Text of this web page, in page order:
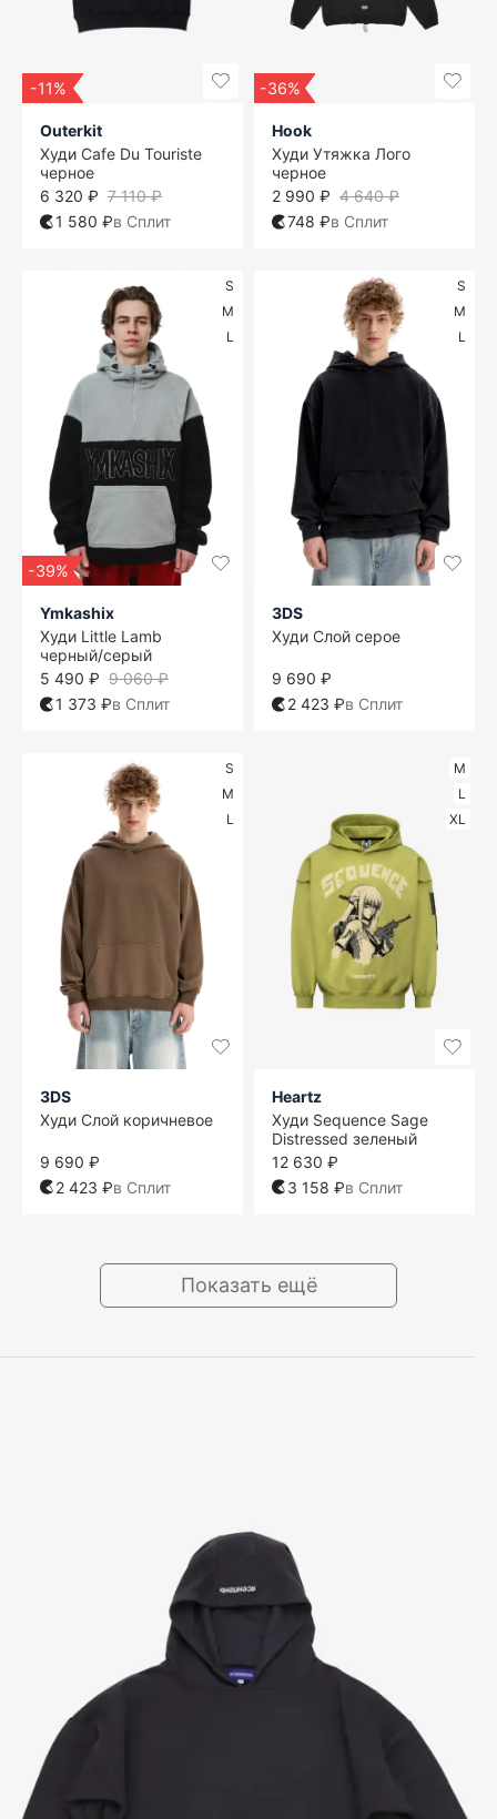
-11%
Outerkit
Худи Cafe Du Touriste
черное
7 110 ₽
6 320 ₽
1 580 ₽в Сплит
-36%
Hook
Худи Утяжка Лого
черное
4 640 ₽
2 990 ₽
748 ₽в Сплит
S
M
L
-39%
Ymkashix
Худи Little Lamb
черный/серый
9 060 ₽
5 490 ₽
1 373 ₽в Сплит
S
M
L
3DS
Худи Слой серое
9 690 ₽
2 423 ₽в Сплит
S
M
L
3DS
Худи Слой коричневое
9 690 ₽
2 423 ₽в Сплит
M
L
XL
Heartz
Худи Sequence Sage
Distressed зеленый
12 630 ₽
3 158 ₽в Сплит
Показать ещё